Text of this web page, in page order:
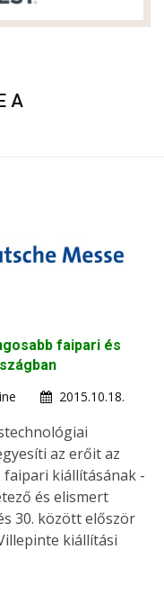
A
faipari és
2015.10.18.
az erőit az
faipari kiállításának -
és elismert
30. között először
kiállítási